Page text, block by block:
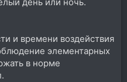
и времени воздействия
элементарных
в норме